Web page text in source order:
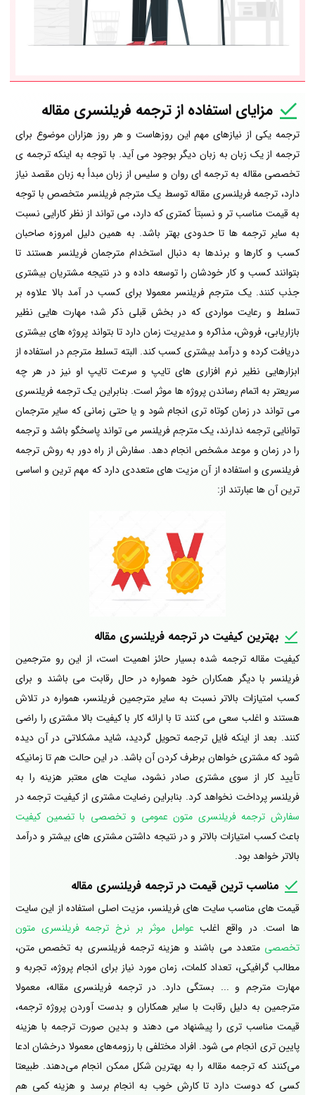
مزایای استفاده از ترجمه فریلنسری مقاله
ترجمه یکی از نیازهای مهم این روزهاست و هر روز هزاران موضوع برای
ترجمه از یک زبان به زبان دیگر بوجود می آید. با توجه به اینکه ترجمه ی
تخصصی مقاله به ترجمه ای روان و سلیس از زبان مبدأ به زبان مقصد نیاز
دارد، ترجمه فریلنسری مقاله توسط یک مترجم فریلنسر متخصص با توجه
به قیمت مناسب تر و نسبتأ کمتری که دارد، می تواند از نظر کارایی نسبت
به سایر ترجمه ها تا حدودی بهتر باشد. به همین دلیل امروزه صاحبان
کسب و کارها و برندها به دنبال استخدام مترجمان فریلنسر هستند تا
بتوانند کسب و کار خودشان را توسعه داده و در نتیجه مشتریان بیشتری
جذب کنند. یک مترجم فریلنسر معمولا برای کسب در آمد بالا علاوه بر
تسلط و رعایت مواردی که در بخش قبلی ذکر شد؛ مهارت هایی نظیر
بازاریابی، فروش، مذاکره و مدیریت زمان دارد تا بتواند پروژه های بیشتری
دریافت کرده و درآمد بیشتری کسب کند. البته تسلط مترجم در استفاده از
ابزارهایی نظیر نرم افزاری های تایپ و سرعت تایپ او نیز در هر چه
سریعتر به اتمام رساندن پروژه ها موثر است. بنابراین یک ترجمه فریلنسری
می تواند در زمان کوتاه تری انجام شود و یا حتی زمانی که سایر مترجمان
توانایی ترجمه ندارند، یک مترجم فریلنسر می تواند پاسخگو باشد و ترجمه
را در زمان و موعد مشخص انجام دهد. سفارش از راه دور به روش ترجمه
فریلنسری و استفاده از آن مزیت های متعددی دارد که مهم ترین و اساسی
ترین آن ها عبارتند از:
بهترین کیفیت در ترجمه فریلنسری مقاله
کیفیت مقاله ترجمه شده بسیار حائز اهمیت است، از این رو مترجمین
فریلنسر با دیگر همکاران خود همواره در حال رقابت می باشند و برای
کسب امتیازات بالاتر نسبت به سایر مترجمین فریلنسر، همواره در تلاش
هستند و اغلب سعی می کنند تا با ارائه کار با کیفیت بالا مشتری را راضی
کنند. بعد از اینکه فایل ترجمه تحویل گردید، شاید مشکلاتی در آن دیده
شود که مشتری خواهان برطرف کردن آن باشد. در این حالت هم تا زمانیکه
تأیید کار از سوی مشتری صادر نشود، سایت های معتبر هزینه را به
فریلنسر پرداخت نخواهد کرد. بنابراین رضایت مشتری از کیفیت ترجمه در
سفارش ترجمه فریلنسری متون عمومی و تخصصی با تضمین کیفیت
باعث کسب امتیازات بالاتر و در نتیجه داشتن مشتری های بیشتر و درآمد
بالاتر خواهد بود.
مناسب ترین قیمت در ترجمه فریلنسری مقاله
قیمت های مناسب سایت های فریلنسر، مزیت اصلی استفاده از این سایت
ها است. در واقع اغلب عوامل موثر بر نرخ ترجمه فریلنسری متون
تخصصی متعدد می باشند و هزینه ترجمه فریلنسری به تخصص متن،
مطالب گرافیکی، تعداد کلمات، زمان مورد نیاز برای انجام پروژه، تجربه و
مهارت مترجم و ... بستگی دارد. در ترجمه فریلنسری مقاله، معمولا
مترجمین به دلیل رقابت با سایر همکاران و بدست آوردن پروژه ترجمه،
قیمت مناسب تری را پیشنهاد می دهند و بدین صورت ترجمه با هزینه
پایین تری انجام می شود. افراد مختلفی با رزومه‌های معمولا درخشان ادعا
می‌کنند که ترجمه مقاله را به بهترین شکل ممکن انجام می‌دهند. طبیعتا
کسی که دوست دارد تا کارش خوب به انجام برسد و هزینه کمی هم